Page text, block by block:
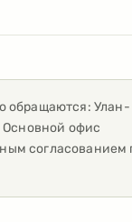
обращаются: Улан-
Основной офис
согласованием